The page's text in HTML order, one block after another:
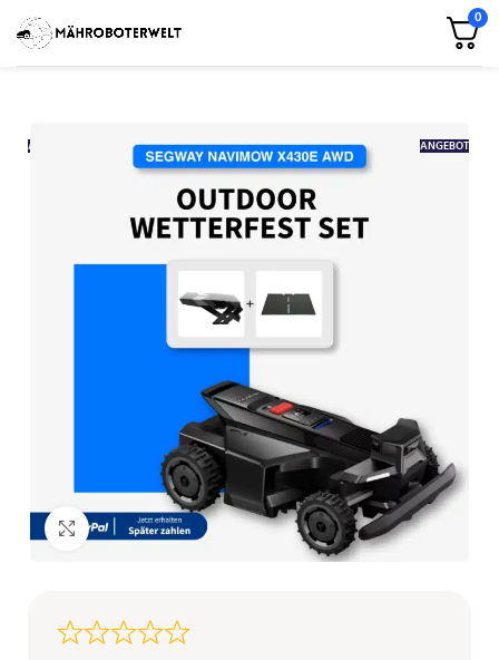
0
ANGEBOT ANGEBOT
Klicken zum Vergrößern